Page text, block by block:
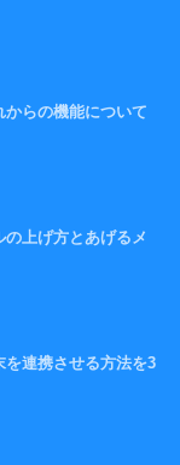
らの機能について
上げ方とあげるメ
連携させる方法を3